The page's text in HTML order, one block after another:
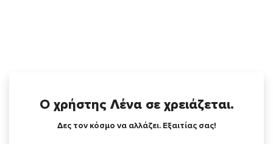
Ο χρήστης Λένα σε χρειάζεται.
Δες τον κόσμο να αλλάζει. Εξαιτίας σας!